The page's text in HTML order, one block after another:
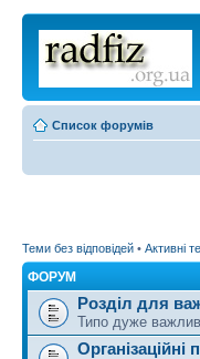
Список форумів
Теми без відповідей • Активні
ФОРУМ
Розділ для
Типо дуже
Організаційні